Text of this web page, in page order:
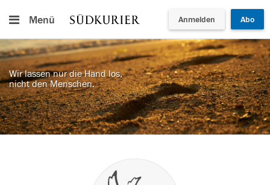
Menü Anmelden Abo
Wir lassen nur die Hand los,
nicht den Menschen.